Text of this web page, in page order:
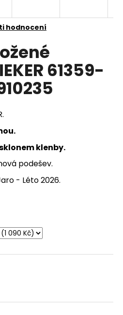
hodnocení
61359-
klenby.
podešev.
- Léto 2026.